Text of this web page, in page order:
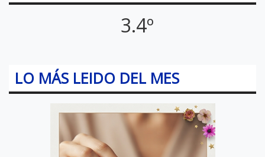
3.4º
LO MÁS LEIDO DEL MES